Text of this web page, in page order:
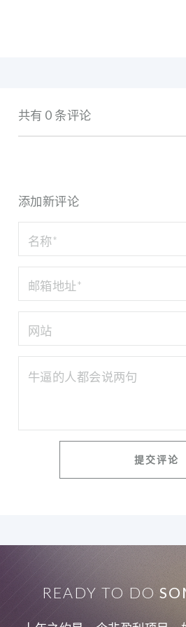
共有 0 条评论
添加新评论
READY TO DO